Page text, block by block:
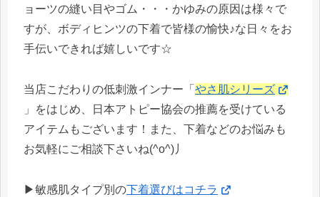
ョーツの縫い目やゴム・・・かゆみの原因は様々で
すが、ボディヒンツの下着で皆様の愉快♪な日々をお
手伝いできれば嬉しいです☆
当店こだわりの低刺激インナー「 やさ肌シリーズ
」をはじめ、日本アトピー協会の推薦を受けている
アイテムもございます！また、下着などのお悩みも
お気軽にご相談下さいね(^o^)丿
▶敏感肌タイプ別の下着選びはコチラ